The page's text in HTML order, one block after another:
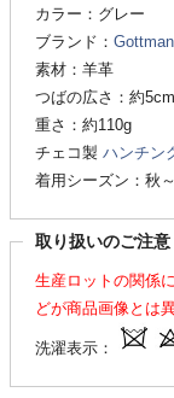
カラー：グレー
ブランド：
素材：羊革
つばの広さ：約5cm
重さ：約110g
チェコ製 ハンチン
着用シーズン：秋
取り扱いのご注意
生産ロットの関係
どが商品画像とは
洗濯表示：